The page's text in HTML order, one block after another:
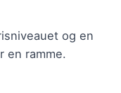
og en
en ramme.